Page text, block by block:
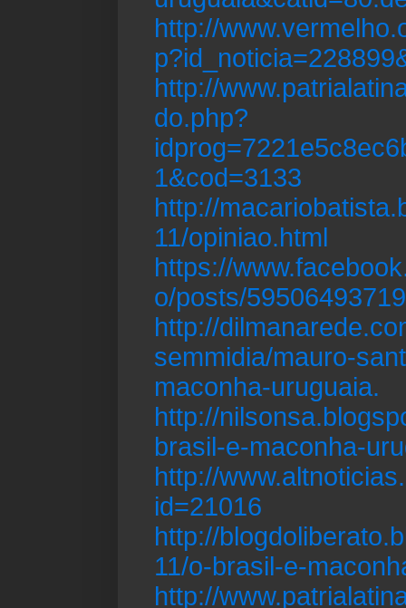
http://
http://
do.php?
1&cod=3133
http://
11/opiniao.html
https://
o/posts/
http://
semmidia/mauro-
maconha-uruguaia.
http://
brasil-e-maconha-
http://
id=21016
http://
11/o-brasil-e-
http://